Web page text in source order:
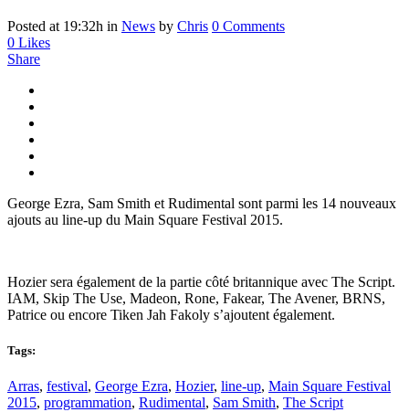
Posted at 19:32h in News by Chris 0 Comments
0 Likes
Share
George Ezra, Sam Smith et Rudimental sont parmi les 14 nouveaux
ajouts au line-up du Main Square Festival 2015.
Hozier sera également de la partie côté britannique avec The Script.
IAM, Skip The Use, Madeon, Rone, Fakear, The Avener, BRNS,
Patrice ou encore Tiken Jah Fakoly s’ajoutent également.
Tags:
Arras, festival, George Ezra, Hozier, line-up, Main Square Festival
2015, programmation, Rudimental, Sam Smith, The Script